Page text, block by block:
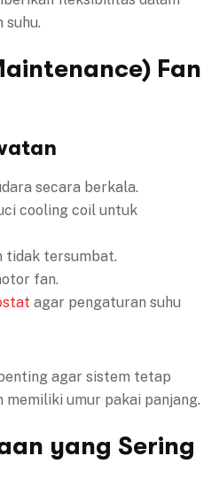
suhu.
Fan
secara berkala.
cooling coil untuk
tidak tersumbat.
fan.
agar pengaturan suhu
agar sistem tetap
memiliki umur pakai panjang.
yang Sering